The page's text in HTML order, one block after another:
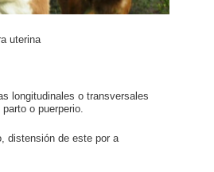
uterina
longitudinales o transversales
o puerperio.
distensión de este por a